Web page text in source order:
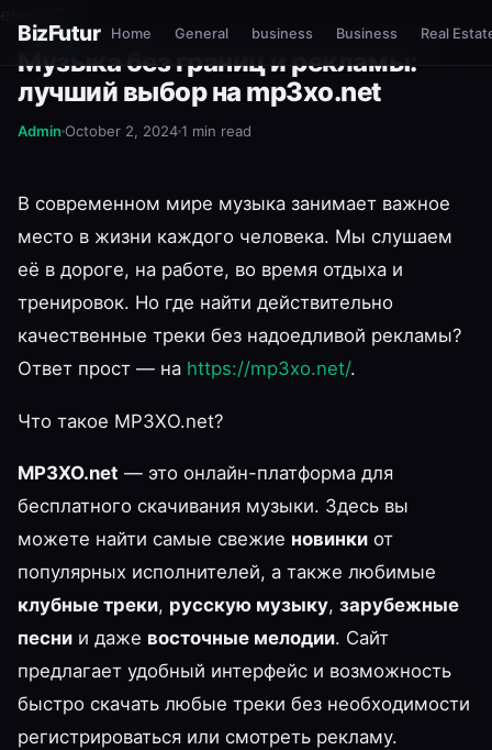
BizFutur Home General business Business Real
GENERAL
Музыка без границ и рекламы:
лучший выбор на mp3xo.net
Admin October 2, 20241 min read
В современном мире музыка занимает важное
место в жизни каждого человека. Мы слушаем
её в дороге, на работе, во время отдыха и
тренировок. Но где найти действительно
качественные треки без надоедливой рекламы?
Ответ прост — на https://mp3xo.net/.
Что такое MP3XO.net?
MP3XO.net — это онлайн-платформа для
бесплатного скачивания музыки. Здесь вы
можете найти самые свежие новинки от
популярных исполнителей, а также любимые
клубные треки, русскую музыку, зарубежные
песни и даже восточные мелодии. Сайт
предлагает удобный интерфейс и возможность
быстро скачать любые треки без необходимости
регистрироваться или смотреть рекламу.